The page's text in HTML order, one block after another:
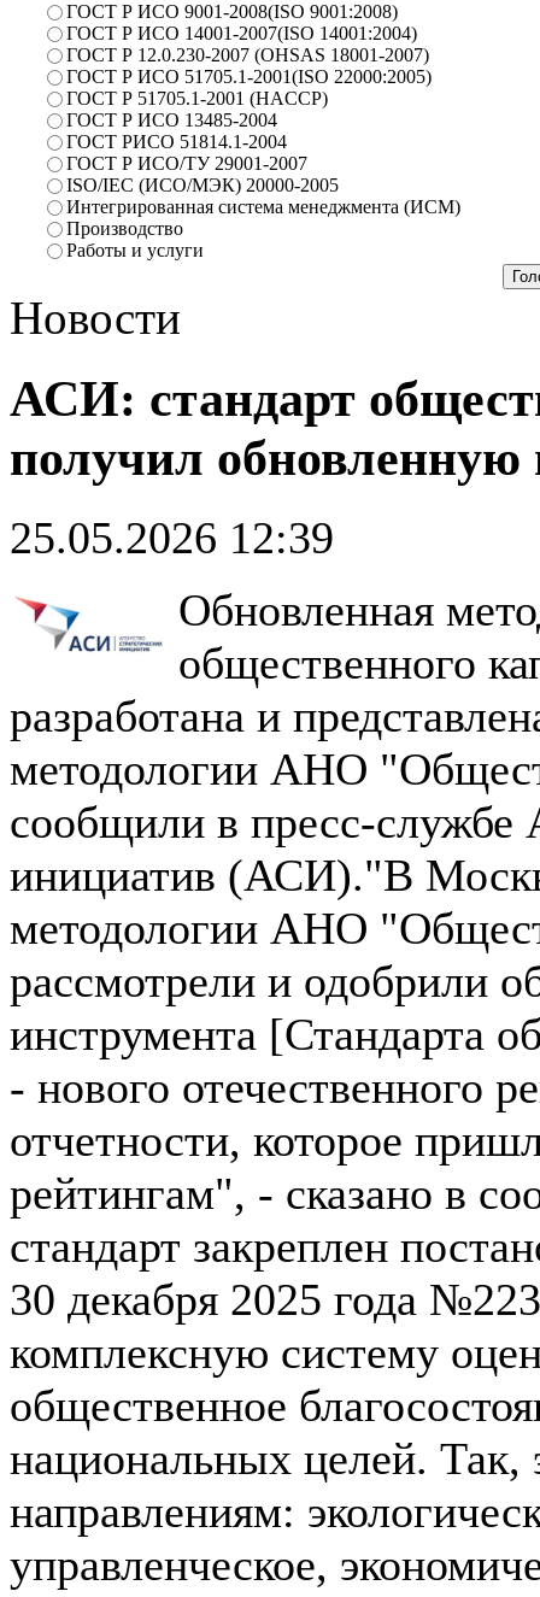
ГОСТ Р ИСО 9001-2008(ISO 9001:2008)
ГОСТ Р ИСО 14001-2007(ISO 14001:2004)
ГОСТ Р 12.0.230-2007 (OHSAS 18001-2007)
ГОСТ Р ИСО 51705.1-2001(ISO 22000:2005)
ГОСТ Р 51705.1-2001 (HACCP)
ГОСТ Р ИСО 13485-2004
ГОСТ РИСО 51814.1-2004
ГОСТ Р ИСО/ТУ 29001-2007
ISO/IEC (ИСО/МЭК) 20000-2005
Интегрированная система менеджмента (ИСМ)
Производство
Работы и услуги
Новости
АСИ: стандарт
получил обновленную
25.05.2026 12:39
Обновленная
общественного
разработана и
методологии АНО
сообщили в пресс-службе
инициатив (АСИ)."В
методологии АНО
рассмотрели и одобрили
инструмента [Стандарта
- нового отечественного
отчетности, которое
рейтингам", - сказано в
стандарт закреплен
30 декабря 2025 года
комплексную систему
общественное
национальных целей. Так,
направлениям:
управленческое,